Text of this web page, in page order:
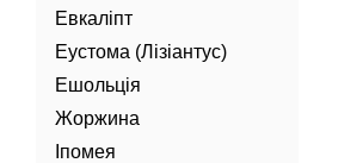
Евкаліпт
Еустома (Лізіантус)
Ешольція
Жоржина
Іпомея